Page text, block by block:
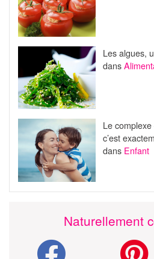
Les algues,
dans
Le
c’est
dans Enfant
Naturellement